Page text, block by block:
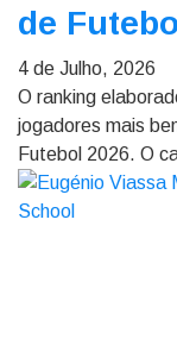
de
4 de Julho, 2026
O ranking
jogadores mais
Futebol 2026. O